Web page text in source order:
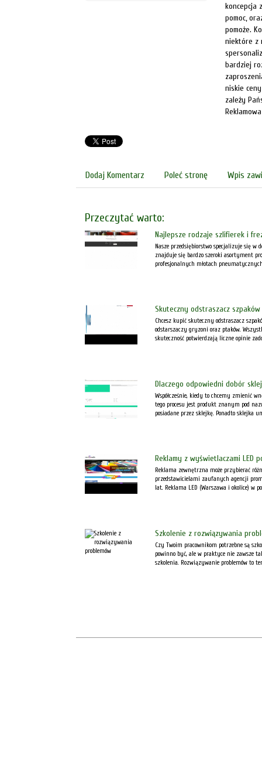
koncepcja
pomoc,
pomoże.
niektóre z
bardziej
niskie
zależy
Dodaj Komentarz Poleć stronę Wpis
Przeczytać warto:
Najlepsze rodzaje szlifierek i
Nasze przedsiębiorstwo specjalizuje się w
znajduje się bardzo szeroki asortyment
profesjonalnych młotach
Skuteczny odstraszacz szpaków
Chcesz kupić skuteczny odstraszacz
odstarszaczy gryzoni oraz ptaków.
skuteczność potwierdzają liczne opinie
Dlaczego odpowiedni dobór
Współcześnie, kiedy to chcemy zmienić
tego procesu jest produkt znanym pod
posiadane przez sklejkę. Ponadto sklejka
Reklamy z wyświetlaczami LED
Reklama zewnętrzna może przybierać
przedstawicielami zaufanych agencji
lat. Reklama LED (Warszawa i okolice) w
Szkolenie z rozwiązywania
Czy Twoim pracownikom potrzebne są
powinno być, ale w praktyce nie zawsze
szkolenia. Rozwiązywanie problemów to